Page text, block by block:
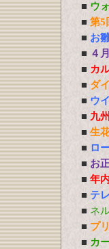
■ ウ
■ 第5
■ お
■ ４
■ カ
■ ダ
■ ウ
■ 九
■ 生
■ ロ
■ お
■ 年
■ テ
■ ネ
■ プ
■ カ